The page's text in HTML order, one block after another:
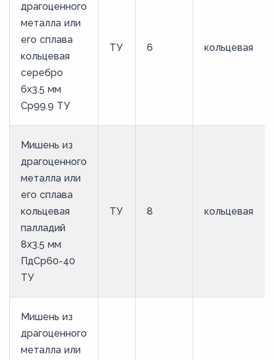
драгоценного
металла или
его сплава
кольцевая
серебро
6х3.5 мм
Ср99.9 ТУ
ТУ 6 кольцевая
Мишень из
драгоценного
металла или
его сплава
кольцевая
палладий
8х3.5 мм
ПдСр60-40
ТУ
ТУ 8 кольцевая
Мишень из
драгоценного
металла или